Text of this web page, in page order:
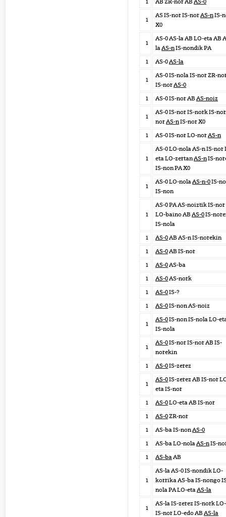
1 AB ZR-nor AB AS-0
1
AS IS-nor IS-norAS-nIS-
X0
1
AS-0 AS-la AB LO-eta AB
laAS-nIS-nondik PA
1
AS-0AS-la
1
AS-0 IS-nola IS-nor ZR-
IS-norAS-0
1
AS-0 IS-nor AB AS-noiz
1
AS-0 IS-nor IS-nork IS-
norAS-nIS-nor X0
1
AS-0 IS-nor LO-norAS-n
1
AS-0 LO-nola AS-n IS-nor
eta LO-zertanAS-nIS-
IS-non PA X0
1
AS-0 LO-nolaAS-n-0IS-
IS-non
1
AS-0 PA AS-noiztik IS-nor
LO-baino AB AS-0IS-
IS-nola
1
AS-0AB AS-n IS-norekin
1
AS-0AB IS-nor
1
AS-0AS-ba
1
AS-0AS-nork
1
AS-0IS-?
1
AS-0IS-non AS-noiz
1
AS-0IS-non IS-nola LO-
IS-nola
1
AS-0IS-nor IS-nor AB IS-
norekin
1
AS-0IS-zerez
1
AS-0IS-zerez AB IS-nor
eta IS-nor
1
AS-0LO-eta AB IS-nor
1
AS-0ZR-nor
1
AS-ba IS-nonAS-0
1
AS-ba LO-nolaAS-nIS-
1
AS-baAB
1
AS-la AS-0 IS-nondik LO-
korrika AS-ba IS-nongo
nola PA LO-etaAS-la
1
AS-la IS-zerez IS-nork
IS-nor LO-edo AB AS-la